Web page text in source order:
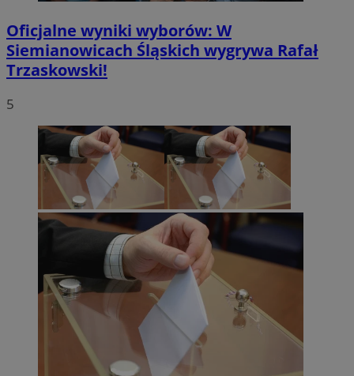
Oficjalne wyniki wyborów: W
Siemianowicach Śląskich wygrywa Rafał
Trzaskowski!
5